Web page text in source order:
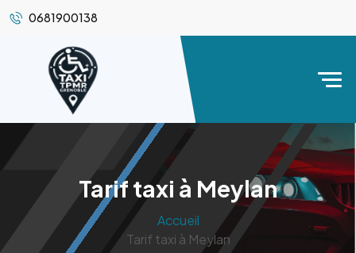
0681900138
Tarif taxi à Meylan
Accueil
Tarif taxi à Meylan